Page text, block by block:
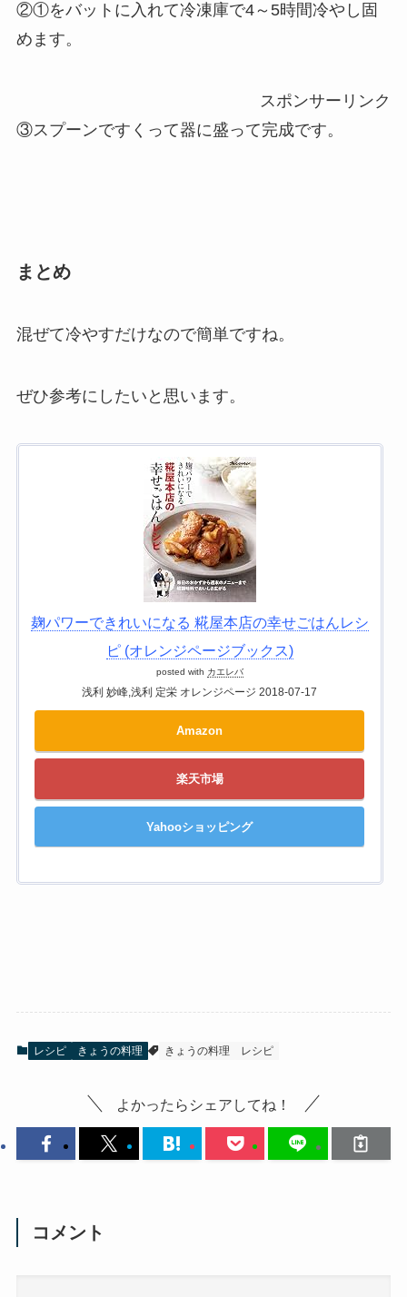
②①をバットに入れて冷凍庫で4～5時間冷やし固
めます。
スポンサーリンク
③スプーンですくって器に盛って完成です。
まとめ
混ぜて冷やすだけなので簡単ですね。
ぜひ参考にしたいと思います。
麹パワーできれいになる 糀屋本店の幸せごはんレシ
ピ (オレンジページブックス)
posted with カエレバ
浅利 妙峰,浅利 定栄 オレンジページ 2018-07-17
Amazon
楽天市場
Yahooショッピング
レシピ きょうの料理 きょうの料理 レシピ
よかったらシェアしてね！
コメント